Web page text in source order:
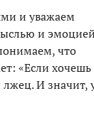
и уважаем
и
что
«Если хочешь
лжец. И значит,